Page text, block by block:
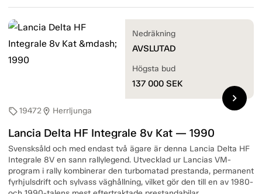
sell19472location_on Herrljunga
Lancia Delta HF Integrale 8v Kat — 1990
Svensksåld och med endast två ägare är denna Lancia Delta HF
Integrale 8V en sann rallylegend. Utvecklad ur Lancias VM-
program i rally kombinerar den turbomatad prestanda, permanent
fyrhjulsdrift och sylvass väghållning, vilket gör den till en av 1980-
Nedräkning
AVSLUTAD
Högsta bud
137 000 SEK
chevron_right